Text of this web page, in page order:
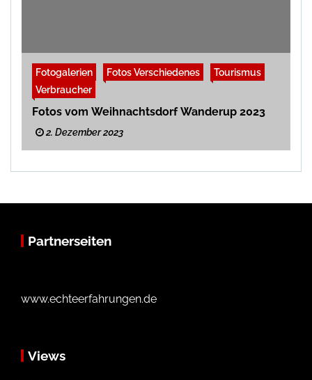
Fotogalerien Fotos Verschiedenes
Tourismus
Verbraucher
Fotos vom Weihnachtsdorf Wanderup 2023
2. Dezember 2023
Partnerseiten
www.echteerfahrungen.de
Views